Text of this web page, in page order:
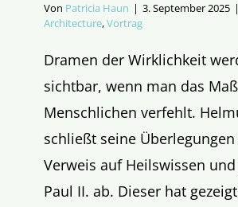
Von Patricia Haun | 3. September 2025 |
Architecture,Vortrag
Dramen der Wirklichkeit
sichtbar, wenn man das
Menschlichen verfehlt.
schließt seine
Verweis auf Heilswissen und
Paul II. ab. Dieser hat